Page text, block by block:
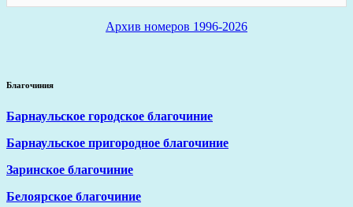
Архив номеров 1996-2026
Благочиния
Барнаульское городское благочиние
Барнаульское пригородное благочиние
Заринское благочиние
Белоярское благочиние